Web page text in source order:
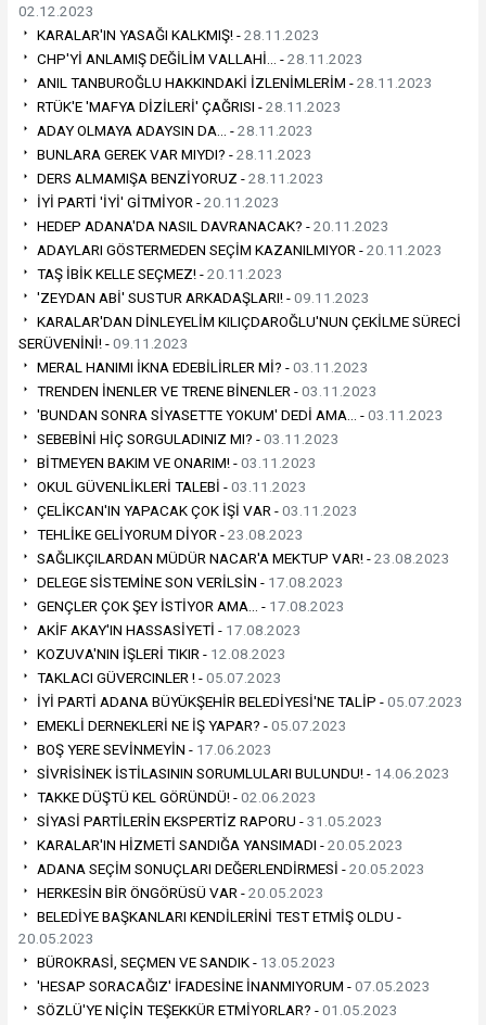
02.12.2023
KARALAR'IN YASAĞI KALKMIŞ! -28.11.2023
CHP'Yİ ANLAMIŞ DEĞİLİM VALLAHİ… -28.11.2023
ANIL TANBUROĞLU HAKKINDAKİ İZLENİMLERİM -28.11.2023
RTÜK'E 'MAFYA DİZİLERİ' ÇAĞRISI -28.11.2023
ADAY OLMAYA ADAYSIN DA… -28.11.2023
BUNLARA GEREK VAR MIYDI? -28.11.2023
DERS ALMAMIŞA BENZİYORUZ -28.11.2023
İYİ PARTİ 'İYİ' GİTMİYOR -20.11.2023
HEDEP ADANA'DA NASIL DAVRANACAK? -20.11.2023
ADAYLARI GÖSTERMEDEN SEÇİM KAZANILMIYOR -20.11.2023
TAŞ İBİK KELLE SEÇMEZ! -20.11.2023
'ZEYDAN ABİ' SUSTUR ARKADAŞLARI! -09.11.2023
KARALAR'DAN DİNLEYELİM KILIÇDAROĞLU'NUN ÇEKİLME SÜRECİ
SERÜVENİNİ! -09.11.2023
MERAL HANIMI İKNA EDEBİLİRLER Mİ? -03.11.2023
TRENDEN İNENLER VE TRENE BİNENLER -03.11.2023
'BUNDAN SONRA SİYASETTE YOKUM' DEDİ AMA… -03.11.2023
SEBEBİNİ HİÇ SORGULADINIZ MI? -03.11.2023
BİTMEYEN BAKIM VE ONARIM! -03.11.2023
OKUL GÜVENLİKLERİ TALEBİ -03.11.2023
ÇELİKCAN'IN YAPACAK ÇOK İŞİ VAR -03.11.2023
TEHLİKE GELİYORUM DİYOR -23.08.2023
SAĞLIKÇILARDAN MÜDÜR NACAR'A MEKTUP VAR! -23.08.2023
DELEGE SİSTEMİNE SON VERİLSİN - 17.08.2023
GENÇLER ÇOK ŞEY İSTİYOR AMA… - 17.08.2023
AKİF AKAY'IN HASSASİYETİ - 17.08.2023
KOZUVA'NIN İŞLERİ TIKIR - 12.08.2023
TAKLACI GÜVERCINLER ! -05.07.2023
İYİ PARTİ ADANA BÜYÜKŞEHİR BELEDİYESİ'NE TALİP -05.07.2023
EMEKLİ DERNEKLERİ NE İŞ YAPAR? -05.07.2023
BOŞ YERE SEVİNMEYİN - 17.06.2023
SİVRİSİNEK İSTİLASININ SORUMLULARI BULUNDU! - 14.06.2023
TAKKE DÜŞTÜ KEL GÖRÜNDÜ! -02.06.2023
SİYASİ PARTİLERİN EKSPERTİZ RAPORU -31.05.2023
KARALAR'IN HİZMETİ SANDIĞA YANSIMADI -20.05.2023
ADANA SEÇİM SONUÇLARI DEĞERLENDİRMESİ -20.05.2023
HERKESİN BİR ÖNGÖRÜSÜ VAR -20.05.2023
BELEDİYE BAŞKANLARI KENDİLERİNİ TEST ETMİŞ OLDU -
20.05.2023
BÜROKRASİ, SEÇMEN VE SANDIK - 13.05.2023
'HESAP SORACAĞIZ' İFADESİNE İNANMIYORUM -07.05.2023
SÖZLÜ'YE NİÇİN TEŞEKKÜR ETMİYORLAR? -01.05.2023